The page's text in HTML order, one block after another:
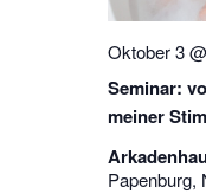
Seminar:
meiner
Oktober 3
Papenburg,